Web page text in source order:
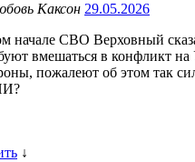
Каксон 29.05.2026
начале СВО Верховный
вмешаться в конфликт на
пожалеют об этом так
↓